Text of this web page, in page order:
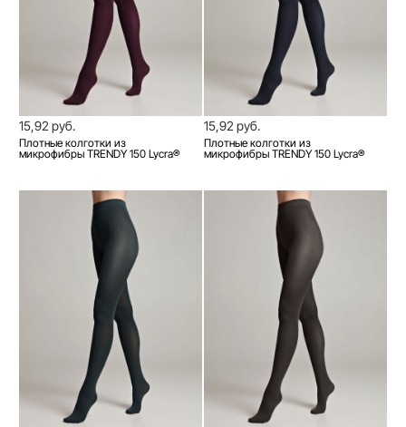
15,92 руб.
Плотные колготки из
микрофибры TRENDY 150 Lycra®
15,92 руб.
Плотные колготки из
микрофибры TRENDY 150 Lycra®